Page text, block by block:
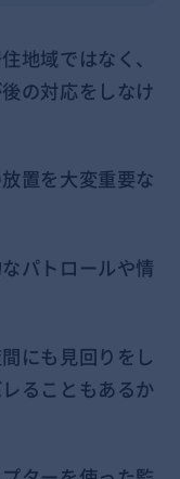
地域ではなく、
の対応をしなけ
置を大変重要な
パトロールや情
にも見回りをし
ることもあるか